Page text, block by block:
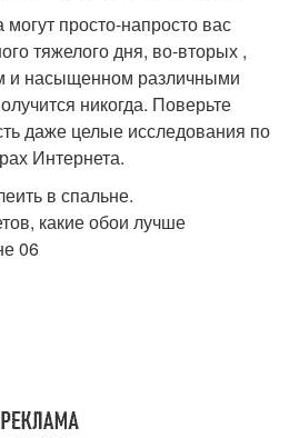
просто-напросто вас
тяжелого дня, во-вторых ,
и насыщенном различными
никогда. Поверьте
даже целые исследования по
Интернета.